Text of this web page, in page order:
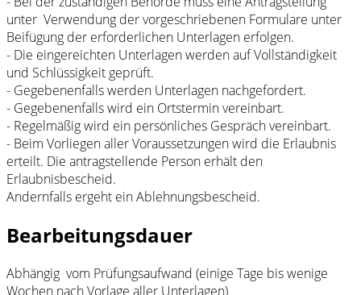
unter Verwendung der vorgeschriebenen Formulare unter
Beifügung der erforderlichen Unterlagen erfolgen.
- Die eingereichten Unterlagen werden auf Vollständigkeit
und Schlüssigkeit geprüft.
- Gegebenenfalls werden Unterlagen nachgefordert.
- Gegebenenfalls wird ein Ortstermin vereinbart.
- Regelmäßig wird ein persönliches Gespräch vereinbart.
- Beim Vorliegen aller Voraussetzungen wird die Erlaubnis
erteilt. Die antragstellende Person erhält den
Erlaubnisbescheid.
Andernfalls ergeht ein Ablehnungsbescheid.
Bearbeitungsdauer
Abhängig vom Prüfungsaufwand (einige Tage bis wenige
Wochen nach Vorlage aller Unterlagen)